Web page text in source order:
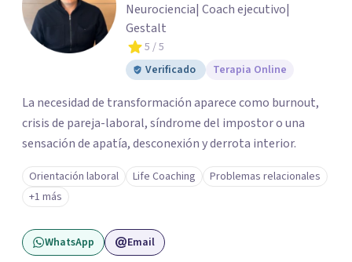
Neurociencia| Coach ejecutivo|
Gestalt
5 / 5
Verificado
Terapia Online
La necesidad de transformación aparece como burnout,
crisis de pareja-laboral, síndrome del impostor o una
sensación de apatía, desconexión y derrota interior.
Orientación laboral Life Coaching
Problemas relacionales
+1 más
WhatsApp Email